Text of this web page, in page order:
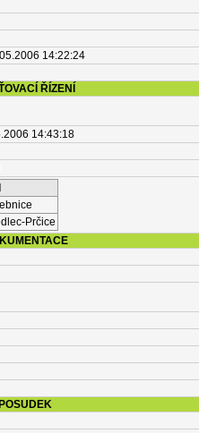
14:22:24
ŘÍZENÍ
14:43:18
Prčice
POSUDEK